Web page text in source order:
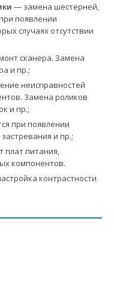
— замена шестерней,
появлении
случаях отсутствии
сканера. Замена
и пр.;
неисправностей
Замена роликов
и пр.;
при появлении
и пр.;
питания,
компонентов.
контрастности